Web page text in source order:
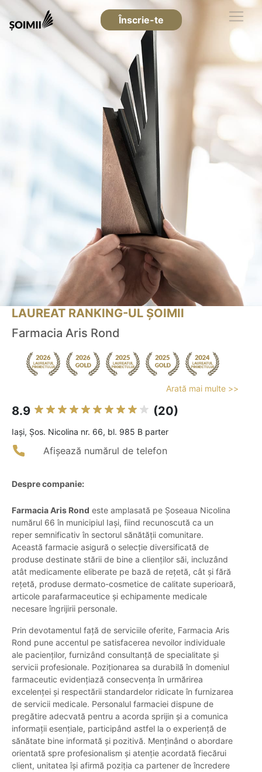
Înscrie-te
LAUREAT RANKING-UL ȘOIMII
Farmacia Aris Rond
Arată mai multe >>
8.9 (20)
Iaşi, Șos. Nicolina nr. 66, bl. 985 B parter
Afișează numărul de telefon
Despre companie:
Farmacia Aris Rond este amplasată pe Șoseaua Nicolina
numărul 66 în municipiul Iași, fiind recunoscută ca un
reper semnificativ în sectorul sănătății comunitare.
Această farmacie asigură o selecție diversificată de
produse destinate stării de bine a clienților săi, incluzând
atât medicamente eliberate pe bază de rețetă, cât și fără
rețetă, produse dermato-cosmetice de calitate superioară,
articole parafarmaceutice și echipamente medicale
necesare îngrijirii personale.
Prin devotamentul față de serviciile oferite, Farmacia Aris
Rond pune accentul pe satisfacerea nevoilor individuale
ale pacienților, furnizând consultanță de specialitate și
servicii profesionale. Poziționarea sa durabilă în domeniul
farmaceutic evidențiază consecvența în urmărirea
excelenței și respectării standardelor ridicate în furnizarea
de servicii medicale. Personalul farmaciei dispune de
pregătire adecvată pentru a acorda sprijin și a comunica
informații esențiale, participând astfel la o experiență de
sănătate bine informată și pozitivă. Menținând o abordare
orientată spre profesionalism și atenție acordată fiecărui
client, unitatea își afirmă poziția ca partener de încredere